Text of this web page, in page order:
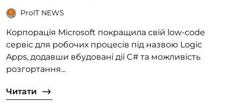
ProIT NEWS
Корпорація Microsoft покращила свій low-code
сервіс для робочих процесів під назвою Logic
Apps, додавши вбудовані дії C# та можливість
розгортання...
Читати